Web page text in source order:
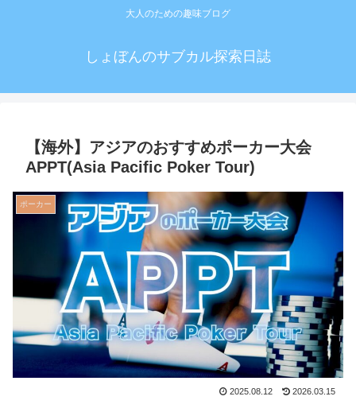
大人のための趣味ブログ
しょぼんのサブカル探索日誌
【海外】アジアのおすすめポーカー大会
APPT(Asia Pacific Poker Tour)
ポーカー
2025.08.12 2026.03.15